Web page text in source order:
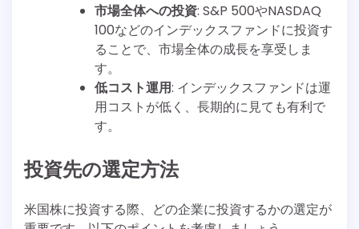
市場全体への投資: S&P 500やNASDAQ
100などのインデックスファンドに投資す
ることで、市場全体の成長を享受しま
す。
低コスト運用: インデックスファンドは運
用コストが低く、長期的に見ても有利で
す。
投資先の選定方法
米国株に投資する際、どの企業に投資するかの選定が